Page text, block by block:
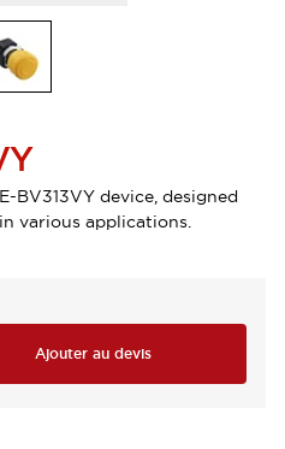
BV313VY device, designed
various applications.
Ajouter au devis